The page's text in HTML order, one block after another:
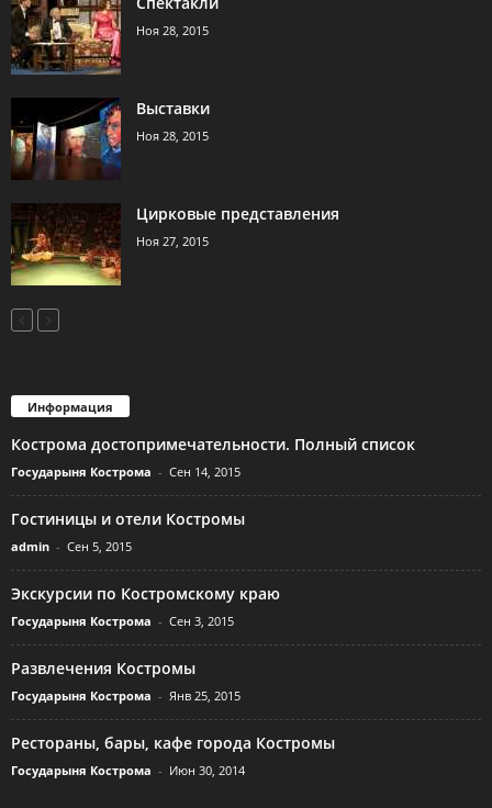
Ноя 28, 2015
Выставки
Ноя 28, 2015
Цирковые представления
Ноя 27, 2015
Информация
Кострома достопримечательности. Полный список
Государыня Кострома - Сен 14, 2015
Гостиницы и отели Костромы
admin - Сен 5, 2015
Экскурсии по Костромскому краю
Государыня Кострома - Сен 3, 2015
Развлечения Костромы
Государыня Кострома - Янв 25, 2015
Рестораны, бары, кафе города Костромы
Государыня Кострома - Июн 30, 2014